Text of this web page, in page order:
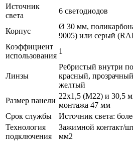
Источник
света
6 светодиодов
Корпус
Ø 30 мм,
9005) или серый
Коэффициент
использования
1
Линзы
Ребристый внутри
красный,
желтый
Размер панели
22x1,5 (M22) и 30,5
монтажа 47 мм
Срок службы
Источник света:
Технология
подключения
Зажимной контакт/
мм2